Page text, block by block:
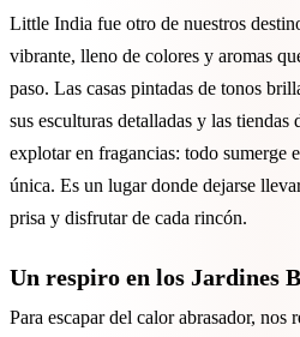
Little India fue otro de nuestros
vibrante, lleno de colores y aromas
paso. Las casas pintadas de tonos
sus esculturas detalladas y las tiendas
explotar en fragancias: todo sumerge
única. Es un lugar donde dejarse
prisa y disfrutar de cada rincón.
Un respiro en los Jardines
Para escapar del calor abrasador, nos